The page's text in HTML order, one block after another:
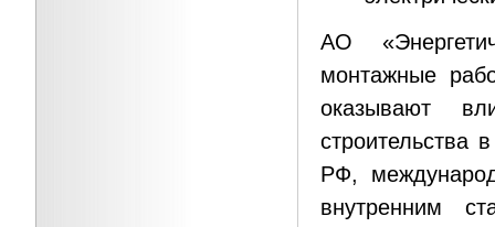
АО
монтажные
оказывают
строительства
РФ,
внутренним